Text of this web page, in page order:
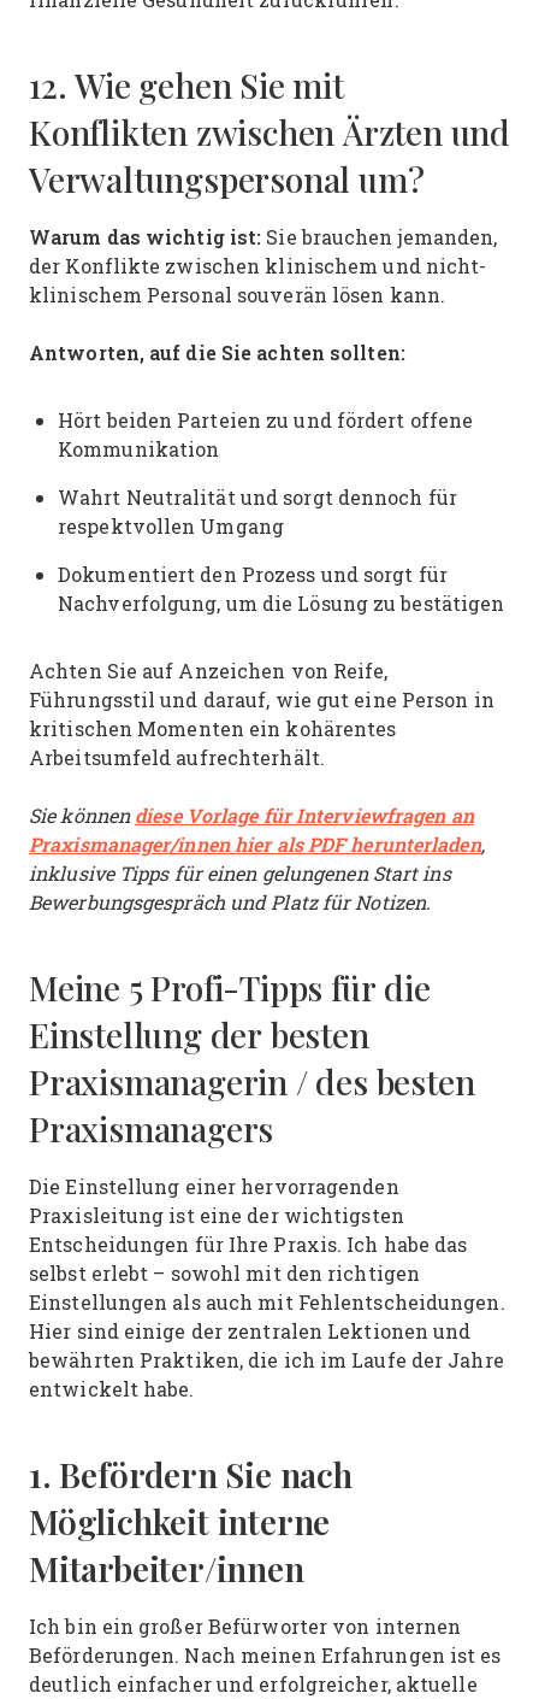
12. Wie gehen Sie mit
Konflikten zwischen Ärzten und
Verwaltungspersonal um?
Warum das wichtig ist: Sie brauchen jemanden,
der Konflikte zwischen klinischem und nicht-
klinischem Personal souverän lösen kann.
Antworten, auf die Sie achten sollten:
Hört beiden Parteien zu und fördert offene
Kommunikation
Wahrt Neutralität und sorgt dennoch für
respektvollen Umgang
Dokumentiert den Prozess und sorgt für
Nachverfolgung, um die Lösung zu bestätigen
Achten Sie auf Anzeichen von Reife,
Führungsstil und darauf, wie gut eine Person in
kritischen Momenten ein kohärentes
Arbeitsumfeld aufrechterhält.
Sie könnendiese Vorlage für Interviewfragen an
Praxismanager/innen hier als PDF herunterladen,
inklusive Tipps für einen gelungenen Start ins
Bewerbungsgespräch und Platz für Notizen.
Meine 5 Profi-Tipps für die
Einstellung der besten
Praxismanagerin / des besten
Praxismanagers
Die Einstellung einer hervorragenden
Praxisleitung ist eine der wichtigsten
Entscheidungen für Ihre Praxis. Ich habe das
selbst erlebt – sowohl mit den richtigen
Einstellungen als auch mit Fehlentscheidungen.
Hier sind einige der zentralen Lektionen und
bewährten Praktiken, die ich im Laufe der Jahre
entwickelt habe.
1. Befördern Sie nach
Möglichkeit interne
Mitarbeiter/innen
Ich bin ein großer Befürworter von internen
Beförderungen. Nach meinen Erfahrungen ist es
deutlich einfacher und erfolgreicher, aktuelle